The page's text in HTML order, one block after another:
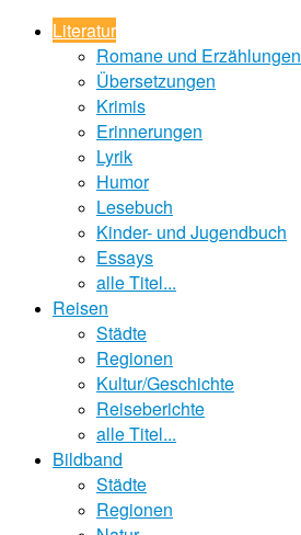
Literatur
Romane und Erzählungen
Übersetzungen
Krimis
Erinnerungen
Lyrik
Humor
Lesebuch
Kinder- und Jugendbuch
Essays
alle Titel...
Reisen
Städte
Regionen
Kultur/Geschichte
Reiseberichte
alle Titel...
Bildband
Städte
Regionen